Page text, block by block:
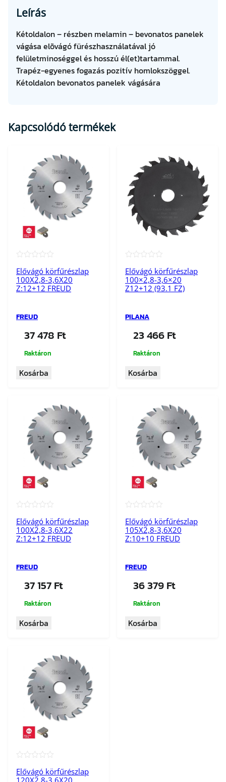
)
2
0
0
×
/
,
2
×
3
0
Z
n
n
é
Leírás
Kétoldalon – részben melamin – bevonatos panelek
vágása elõvágó fürészhasználatával jó
felületminoséggel és hosszú él(et)tartammal.
Trapéz-egyenes fogazás pozitív homlokszöggel.
Kétoldalon bevonatos panelek vágására
Kapcsolódó termékek
Elővágó körfűrészlap
100X2,8-3,6X20
Z:12+12 FREUD
FREUD
37 478 Ft
Raktáron
Kosárba
Elővágó körfűrészlap
100×2,8-3,6×20
Z12+12 (93.1 FZ)
PILANA
23 466Ft
Raktáron
Kosárba
Elővágó körfűrészlap
100X2,8-3,6X22
Z:12+12 FREUD
FREUD
37 157Ft
Raktáron
Kosárba
Elővágó körfűrészlap
105X2,8-3,6X20
Z:10+10 FREUD
FREUD
36 379Ft
Raktáron
Kosárba
Elővágó körfűrészlap
120X2,8-3,6X20